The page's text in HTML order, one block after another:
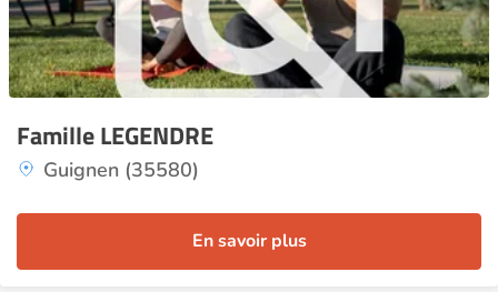
Famille LEGENDRE
Guignen (35580)
En savoir plus